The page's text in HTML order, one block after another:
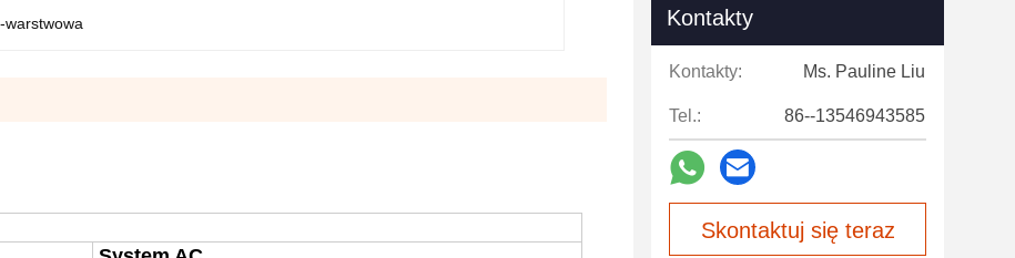
Kontakty
Kontakty: Ms. Pauline Liu
Tel.: 86--13546943585
Skontaktuj się teraz